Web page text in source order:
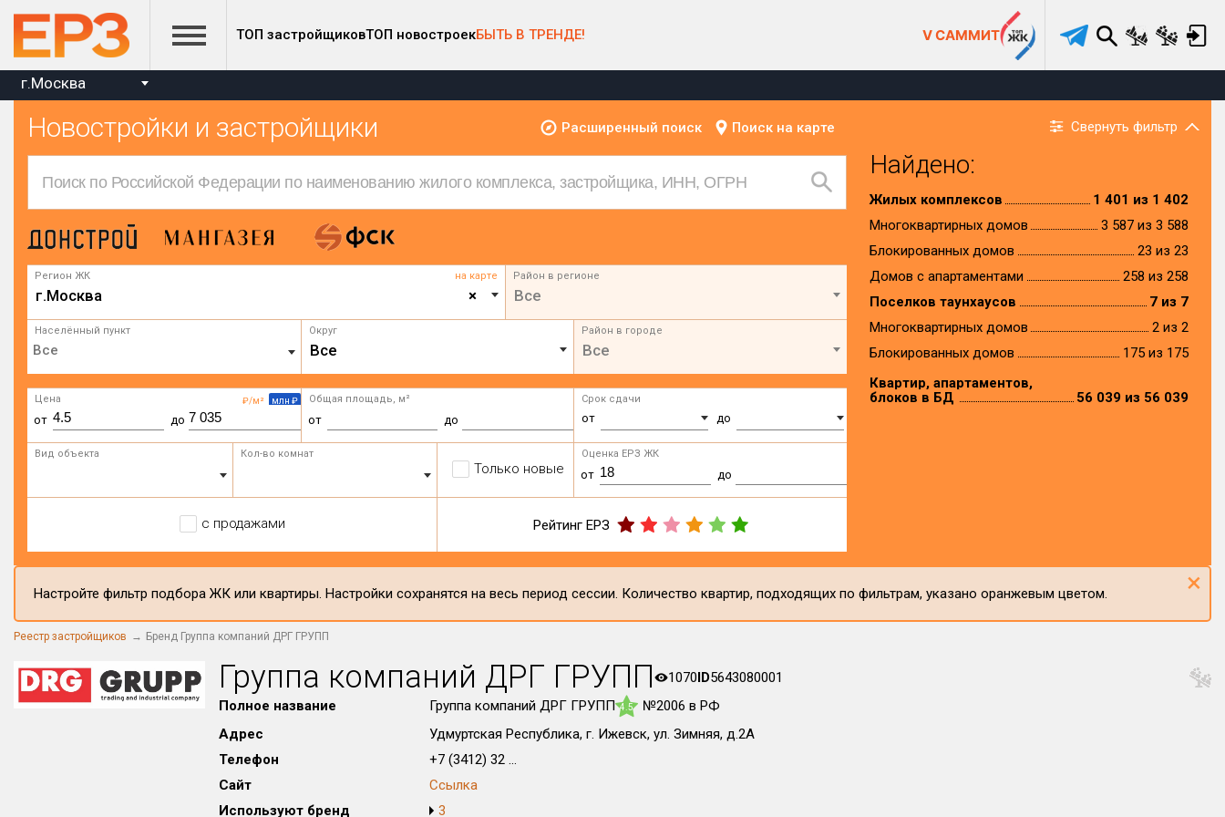
ТОП застройщиковТОП новостроекБЫТЬ В ТРЕНДЕ! V САММИТ
г.Москва
Новостройки и застройщики Расширенный поиск Поиск на карте Свернуть фильтр
Регион ЖК на карте
×
г.Москва
Район в регионе
Все
Населённый пункт Округ
Все
Район в городе
Все
₽/м² млн ₽
Цена
от до
Общая площадь, м²
от до
Срок сдачи
от до
Вид объекта Кол-во комнат
Только новые
Оценка ЕРЗ ЖК
от до
с продажами Рейтинг ЕРЗ
Найдено:
Жилых комплексов
1 401 из 1 402
Многоквартирных домов
3 587 из 3 588
Блокированных домов
23 из 23
Домов с апартаментами
258 из 258
Поселков таунхаусов
7 из 7
Многоквартирных домов
2 из 2
Блокированных домов
175 из 175
Квартир, апартаментов,
блоков в БД
56 039 из 56 039
Настройте фильтр подбора ЖК или квартиры. Настройки сохранятся на весь период сессии. Количество квартир, подходящих по фильтрам, указано оранжевым цветом. ×
Реестр застройщиков Бренд Группа компаний ДРГ ГРУПП
Группа компаний ДРГ ГРУПП 1070ID5643080001
Полное название
Группа компаний ДРГ ГРУПП 4.5
№2006 в РФ
Адрес
Удмуртская Республика, г. Ижевск, ул. Зимняя, д.2А
Телефон
+7 (3412) 32 ...
Сайт
Ссылка
Используют бренд
3